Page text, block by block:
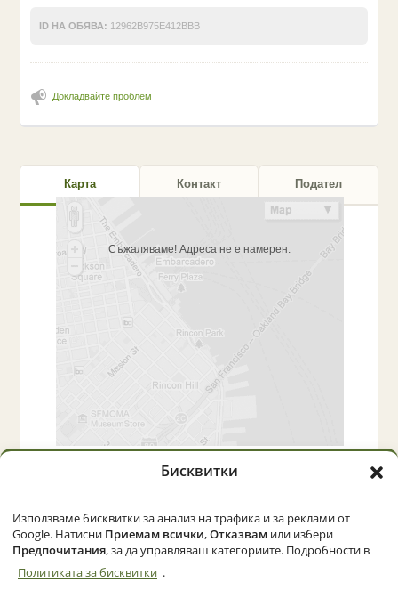
Бисквитки
Използваме бисквитки за анализ на трафика и за реклами от
Google. Натисни Приемам всички,Отказвам или избери
Предпочитания, за да управляваш категориите. Подробности в
Политиката за бисквитки .
ID НА ОБЯВА: 12962B975E412BBB
Докладвайте проблем
Карта Контакт Подател
Съжаляваме! Адреса не е намерен.